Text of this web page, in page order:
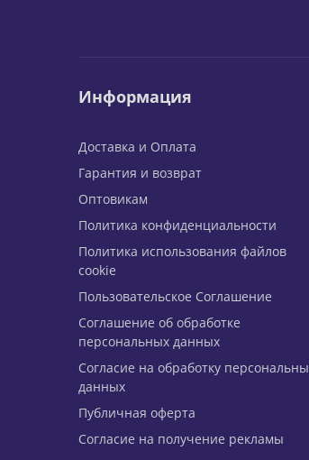
Информация
Доставка и Оплата
Гарантия и возврат
Оптовикам
Политика конфиденциальности
Политика использования файлов
cookie
Пользовательское Соглашение
Соглашение об обработке
персональных данных
Согласие на обработку
данных
Публичная оферта
Согласие на получение рекламы